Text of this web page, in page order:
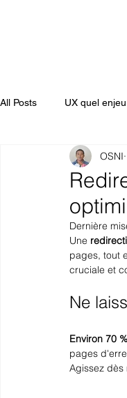
All Posts UX quel
OSNI
Dernière
Une
pages, tout
cruciale et
Ne
Environ 70
pages
Agissez dès